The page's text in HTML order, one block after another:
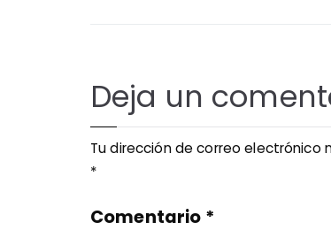
Deja un
Tu dirección de correo electrónico
*
Comentario *